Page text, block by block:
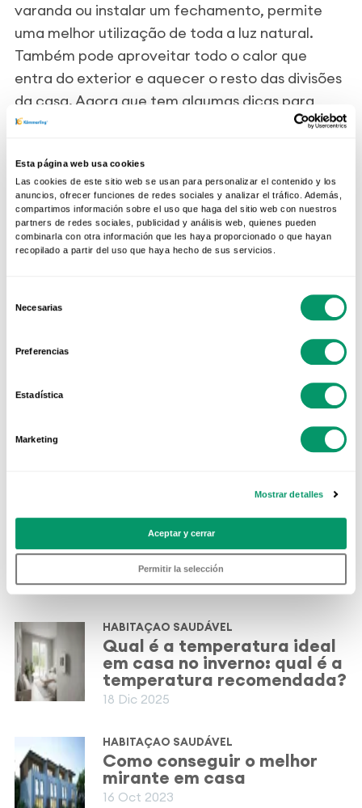
Esta página web usa cookies
Las cookies de este sitio web se usan para personalizar el contenido y los
anuncios, ofrecer funciones de redes sociales y analizar el tráfico. Además,
compartimos información sobre el uso que haga del sitio web con nuestros
partners de redes sociales, publicidad y análisis web, quienes pueden
combinarla con otra información que les haya proporcionado o que hayan
recopilado a partir del uso que haya hecho de sus servicios.
de
Necesarias
Preferencias
Estadística
Marketing
Mostrar detalles
Aceptar y cerrar
Permitir la selección
varanda ou instalar um fechamento, permite
uma melhor utilização de toda a luz natural.
Também pode aproveitar todo o calor que
entra do exterior e aquecer o resto das divisões
da casa. Agora que tem algumas dicas para
instalar o isolamento que precisa para a sua
orçamento e a KÖMMERLING dar-lhe-á a
solução certa com o fechamento certo para a
sua casa. Adaptamo-nos a todas as suas
necessidades.Peça aqui!
Como escolher a janela
ideal e outros conselhos
para dormir melhor
20 Mar 2026
HABITAÇAO SAUDÁVEL
Qual é a temperatura ideal
em casa no inverno: qual é a
temperatura recomendada?
18 Dic 2025
HABITAÇAO SAUDÁVEL
Como conseguir o melhor
mirante em casa
16 Oct 2023